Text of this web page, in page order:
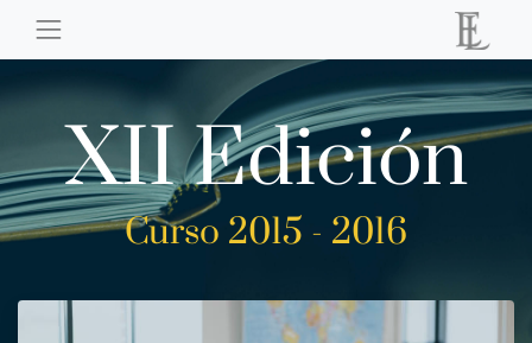
XII Edición
Curso 2015 - 2016